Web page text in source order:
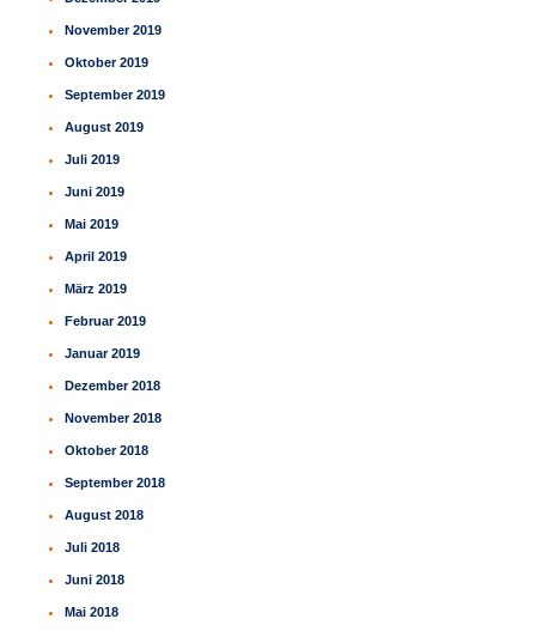
November 2019
Oktober 2019
September 2019
August 2019
Juli 2019
Juni 2019
Mai 2019
April 2019
März 2019
Februar 2019
Januar 2019
Dezember 2018
November 2018
Oktober 2018
September 2018
August 2018
Juli 2018
Juni 2018
Mai 2018